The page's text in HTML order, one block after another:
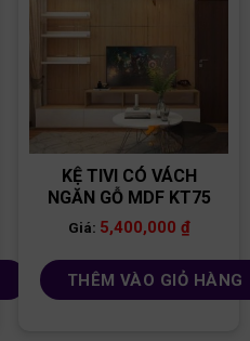
KỆ TIVI CÓ VÁCH
NGĂN GỖ MDF KT75
Giá: 5,400,000 ₫
THÊM VÀO GIỎ HÀNG